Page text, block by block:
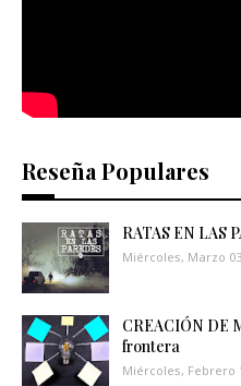
Reseña Populares
RATAS EN LAS
Miércoles, Marzo
CREACIÓN DE
frontera
Miércoles, Febrero